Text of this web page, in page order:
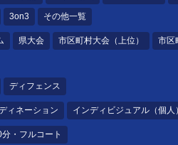
3on3 その他一覧
県大会 市区町村大会（上位） 市区
ディフェンス
ィネーション インディビジュアル（個人）
分・フルコート